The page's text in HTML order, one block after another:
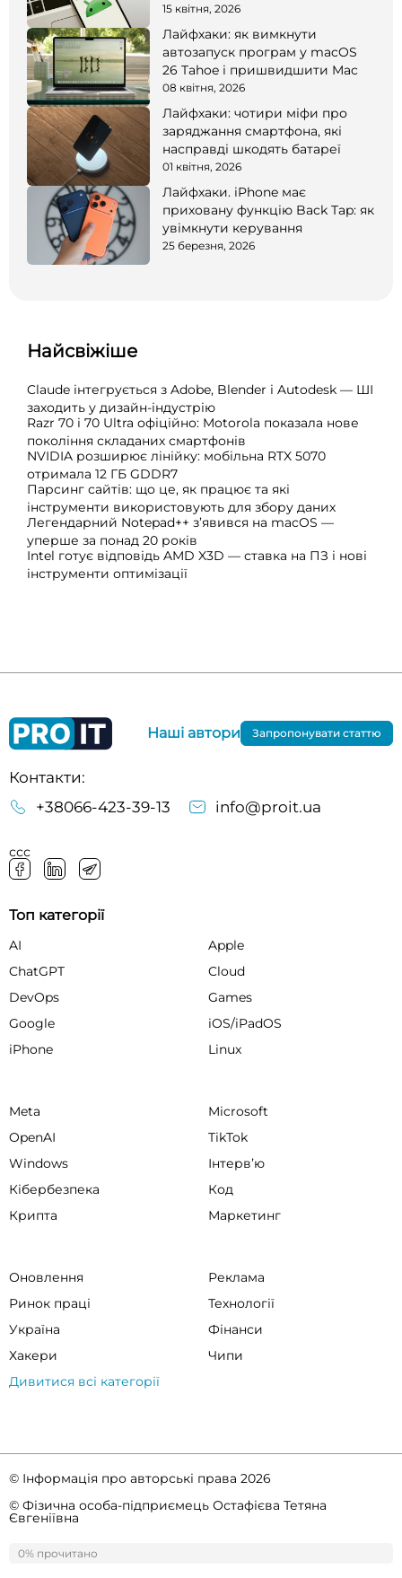
15 квітня, 2026
Лайфхаки: як вимкнути
автозапуск програм у macOS
26 Tahoe і пришвидшити Mac
08 квітня, 2026
Лайфхаки: чотири міфи про
заряджання смартфона, які
насправді шкодять батареї
01 квітня, 2026
Лайфхаки. iPhone має
приховану функцію Back Tap: як
увімкнути керування
25 березня, 2026
Найсвіжіше
Claude інтегрується з Adobe, Blender і Autodesk — ШІ
заходить у дизайн-індустрію
Razr 70 і 70 Ultra офіційно: Motorola показала нове
покоління складаних смартфонів
NVIDIA розширює лінійку: мобільна RTX 5070
отримала 12 ГБ GDDR7
Парсинг сайтів: що це, як працює та які
інструменти використовують для збору даних
Легендарний Notepad++ з’явився на macOS —
уперше за понад 20 років
Intel готує відповідь AMD X3D — ставка на ПЗ і нові
інструменти оптимізації
0% прочитано
0%
Контакти:
+38066-423-39-13
info@proit.ua
ссс
Наші автори Запропонувати статтю
Топ категорії
AI
Apple
ChatGPT
Cloud
DevOps
Games
Google
iOS/iPadOS
iPhone
Linux
Meta
Microsoft
OpenAI
TikTok
Windows
Інтервʼю
Кібербезпека
Код
Крипта
Маркетинг
Оновлення
Реклама
Ринок праці
Технології
Україна
Фінанси
Хакери
Чипи
Дивитися всі категорії
© Інформація про авторські права 2026
© Фізична особа-підприємець Остафієва Тетяна
Євгеніївна
Правила спільноти